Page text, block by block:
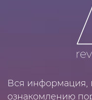
Вся информация,
ознакомлению